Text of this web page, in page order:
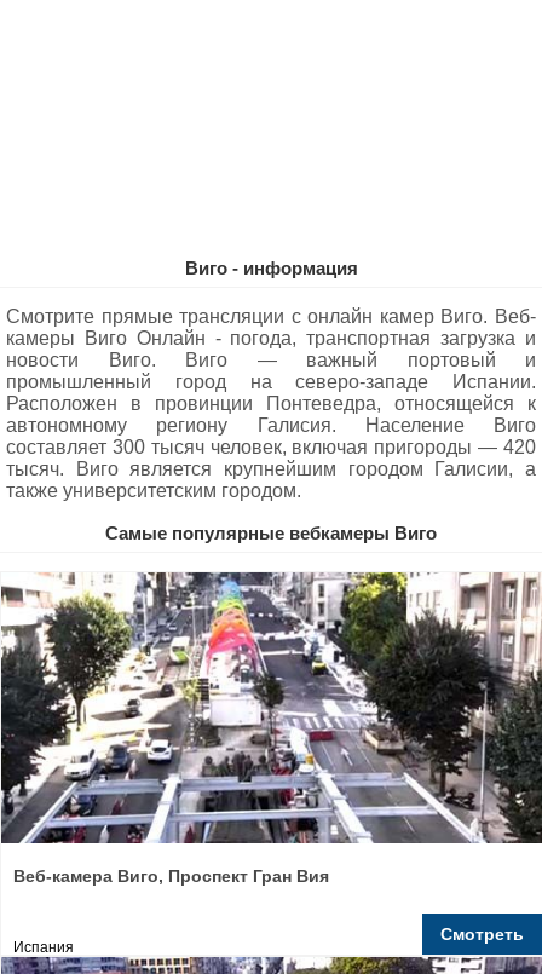
Виго - информация
Смотрите прямые трансляции с онлайн камер Виго. Веб-
камеры Виго Oнлайн - погода, транспортная загрузка и
новости Виго. Виго — важный портовый и
промышленный город на северо-западе Испании.
Расположен в провинции Понтеведра, относящейся к
автономному региону Галисия. Население Виго
составляет 300 тысяч человек, включая пригороды — 420
тысяч. Виго является крупнейшим городом Галисии, а
также университетским городом.
Самые популярные вебкамеры Виго
Веб-камера Виго, Проспект Гран Вия
Испания
Смотреть